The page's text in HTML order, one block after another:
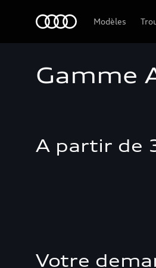
Modèles
Gamme
A partir de
Votre